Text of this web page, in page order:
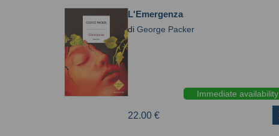
L'Emergenza
di George Packer
Immediate availability
22.00 €